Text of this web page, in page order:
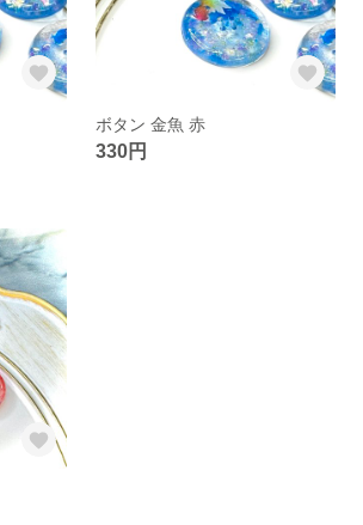
ボタン 金魚 赤
330円